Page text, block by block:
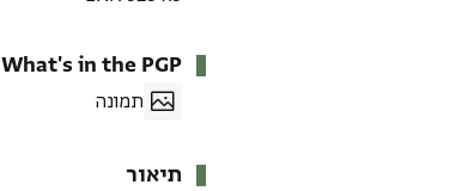
What's in the PGP
תמונה
תיאור